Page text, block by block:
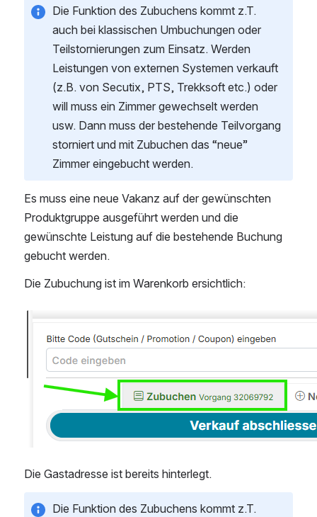
Die Funktion des Zubuchens kommt z.T.
auch bei klassischen Umbuchungen oder
Teilstornierungen zum Einsatz. Werden
Leistungen von externen Systemen verkauft
(z.B. von Secutix, PTS, Trekksoft etc.) oder
will muss ein Zimmer gewechselt werden
usw. Dann muss der bestehende Teilvorgang
storniert und mit Zubuchen das “neue”
Zimmer eingebucht werden.
Es muss eine neue Vakanz auf der gewünschten
Produktgruppe ausgeführt werden und die
gewünschte Leistung auf die bestehende Buchung
gebucht werden.
Die Zubuchung ist im Warenkorb ersichtlich:
Open
Die Gastadresse ist bereits hinterlegt.
Die Funktion des Zubuchens kommt z.T.